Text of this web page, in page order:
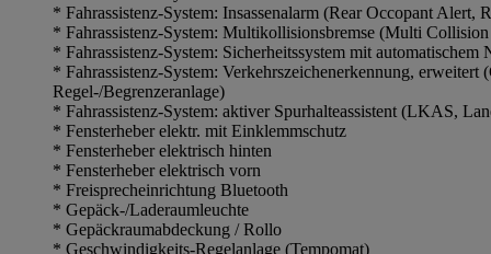
* Fahrassistenz-System: Insassenalarm (Rear Occopant Alert,
* Fahrassistenz-System: Multikollisionsbremse (Multi
* Fahrassistenz-System: Sicherheitssystem mit
* Fahrassistenz-System: Verkehrszeichenerkennung, erweitert
Regel-/Begrenzeranlage)
* Fahrassistenz-System: aktiver Spurhalteassistent (LKAS,
* Fensterheber elektr. mit Einklemmschutz
* Fensterheber elektrisch hinten
* Fensterheber elektrisch vorn
* Freisprecheinrichtung Bluetooth
* Gepäck-/Laderaumleuchte
* Gepäckraumabdeckung / Rollo
* Geschwindigkeits-Regelanlage (Tempomat)